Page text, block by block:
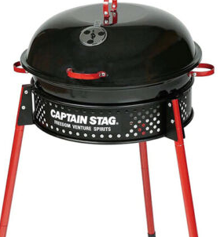
¥588.25。